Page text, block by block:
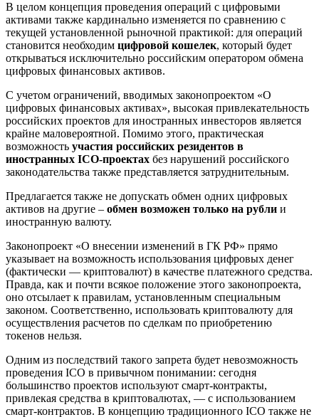
В целом концепция проведения операций с цифровыми
активами также кардинально изменяется по сравнению с
текущей установленной рыночной практикой: для операций
становится необходим цифровой кошелек, который будет
открываться исключительно российским оператором обмена
цифровых финансовых активов.
С учетом ограничений, вводимых законопроектом «О
цифровых финансовых активах», высокая привлекательность
российских проектов для иностранных инвесторов является
крайне маловероятной. Помимо этого, практическая
возможность участия российских резидентов в
иностранных ICO-проектах без нарушений российского
законодательства также представляется затруднительным.
Предлагается также не допускать обмен одних цифровых
активов на другие – обмен возможен только на рубли и
иностранную валюту.
Законопроект «О внесении изменений в ГК РФ» прямо
указывает на возможность использования цифровых денег
(фактически — криптовалют) в качестве платежного средства.
Правда, как и почти всякое положение этого законопроекта,
оно отсылает к правилам, установленным специальным
законом. Соответственно, использовать криптовалюту для
осуществления расчетов по сделкам по приобретению
токенов нельзя.
Одним из последствий такого запрета будет невозможность
проведения ICO в привычном понимании: сегодня
большинство проектов используют смарт-контракты,
привлекая средства в криптовалютах, — с использованием
смарт-контрактов. В концепцию традиционного ICO также не